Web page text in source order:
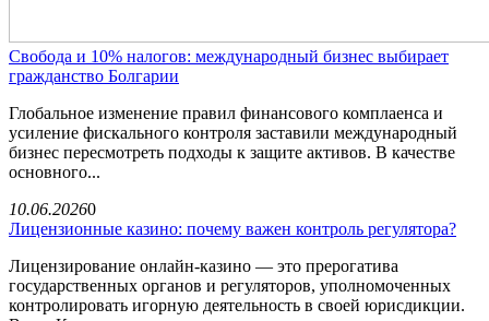
Свобода и 10% налогов: международный бизнес выбирает
гражданство Болгарии
Глобальное изменение правил финансового комплаенса и
усиление фискального контроля заставили международный
бизнес пересмотреть подходы к защите активов. В качестве
основного...
10.06.20260
Лицензионные казино: почему важен контроль регулятора?
Лицензирование онлайн-казино — это прерогатива
государственных органов и регуляторов, уполномоченных
контролировать игорную деятельность в своей юрисдикции.